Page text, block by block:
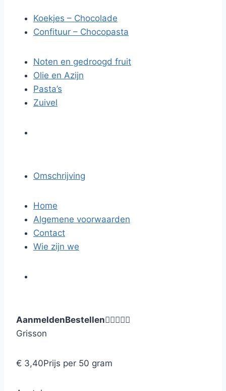
Koekjes – Chocolade
Confituur – Chocopasta
Noten en gedroogd fruit
Olie en Azijn
Pasta’s
Zuivel
Omschrijving
Home
Algemene voorwaarden
Contact
Wie zijn we
AanmeldenBestellen
Grisson
€ 3,40Prijs per 50 gram